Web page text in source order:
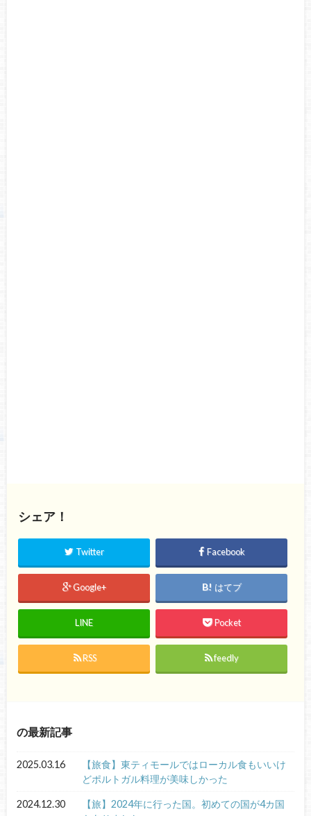
シェア！
Twitter Facebook
Google+ はてブ
LINE Pocket
RSS feedly
の最新記事
2025.03.16
【旅食】東ティモールではローカル食もいいけ
どポルトガル料理が美味しかった
2024.12.30
【旅】2024年に行った国。初めての国が4カ国